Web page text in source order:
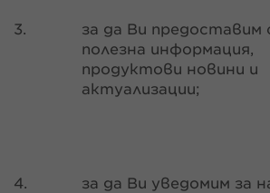
3.
за да Ви предоставим
полезна информация,
продуктови новини и
актуализации;
4.
за да Ви уведомим за